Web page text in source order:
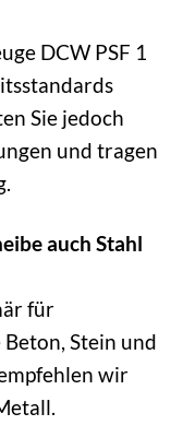
DCW PSF 1
Sie jedoch
und tragen
auch Stahl
für
Stein und
wir